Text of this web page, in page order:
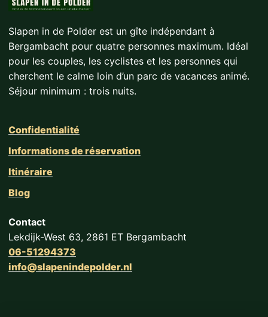
Slapen in de Polder est un gîte indépendant à
Bergambacht pour quatre personnes maximum. Idéal
pour les couples, les cyclistes et les personnes qui
cherchent le calme loin d’un parc de vacances animé.
Séjour minimum : trois nuits.
Confidentialité
Informations de réservation
Itinéraire
Blog
Contact
Lekdijk-West 63, 2861 ET Bergambacht
06-51294373
info@slapenindepolder.nl